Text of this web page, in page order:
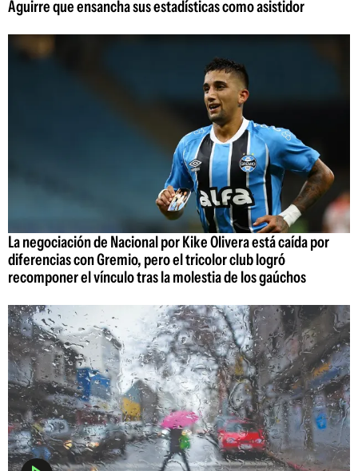
Aguirre que ensancha sus estadísticas como asistidor
La negociación de Nacional por Kike Olivera está caída por
diferencias con Gremio, pero el tricolor club logró
recomponer el vínculo tras la molestia de los gaúchos